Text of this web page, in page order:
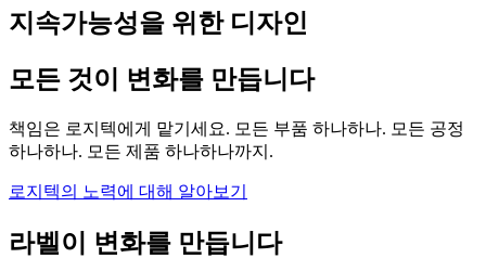
지속가능성을 위한 디자인
모든 것이 변화를 만듭니다
책임은 로지텍에게 맡기세요. 모든 부품 하나하나. 모든 공정
하나하나. 모든 제품 하나하나까지.
로지텍의 노력에 대해 알아보기
라벨이 변화를 만듭니다